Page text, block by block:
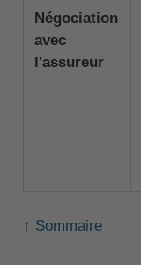
Négociation
avec
l'assureur
↑ Sommaire